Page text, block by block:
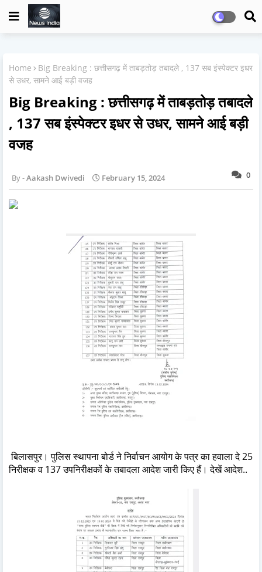
Home
Big Breaking : छत्तीसगढ़ में ताबड़तोड़ तबादले , 137 सब इंस्पेक्टर इधर
से उधर, सामने आई बड़ी वजह
Big Breaking : छत्तीसगढ़ में ताबड़तोड़ तबादले
, 137 सब इंस्पेक्टर इधर से उधर, सामने आई बड़ी
वजह
0
Aakash Dwivedi February 15, 2024
बिलासपुर। पुलिस स्थापना बोर्ड ने निर्वाचन आयोग के पत्र का हवाला दे 25
निरीक्षक व 137 उपनिरीक्षकों के तबादला आदेश जारी किए हैं। देखें आदेश..